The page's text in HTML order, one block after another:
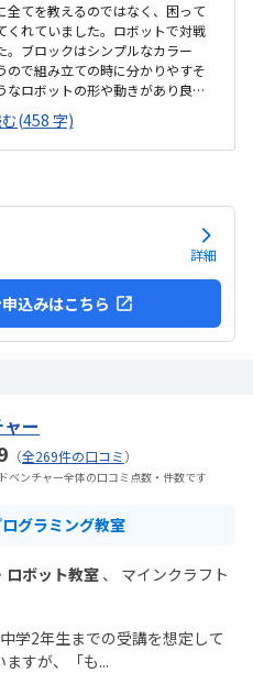
てを教えるのではなく、困って
くれていました。ロボットで対戦
。ブロックはシンプルなカラー
で組み立ての時に分かりやすそ
なロボットの形や動きがあり良か
りやすい場所にあるので助かり
ってない兄弟が過ごしやすいと
なものが置いてないので集中でき
今の物価で考えれば高いとは思
すると思います。子どもが自発
は正直驚きました。最初からたく
らせてもらったの...
(458 字)
詳細
込みはこちら
ー
（全269件の口コミ）
ベンチャー全体の口コミ点数・件数です
グラミング教室
ロボット教室
マインクラフト
学2年生までの受講を想定して
すが、「も...